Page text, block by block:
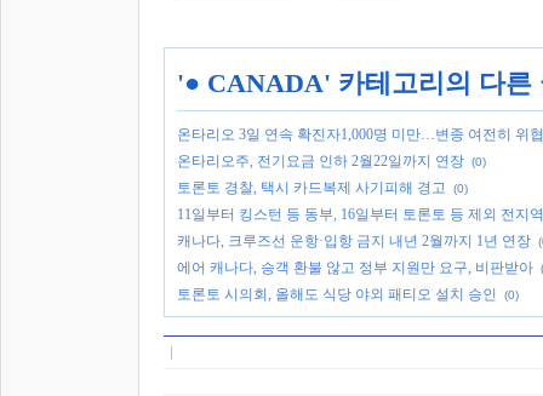
'● CANADA' 카테고리의 다른
온타리오 3일 연속 확진자1,000명 미만…변종 여전히 위
온타리오주, 전기요금 인하 2월22일까지 연장 (0)
토론토 경찰, 택시 카드복제 사기피해 경고 (0)
11일부터 킹스턴 등 동부, 16일부터 토론토 등 제외 전지
캐나다, 크루즈선 운항·입항 금지 내년 2월까지 1년 연장
에어 캐나다, 승객 환불 않고 정부 지원만 요구, 비판받아
토론토 시의회, 올해도 식당 야외 패티오 설치 승인 (0)